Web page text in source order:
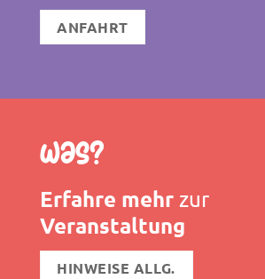
ANFAHRT
Was?
Erfahre mehrzur
Veranstaltung
HINWEISE ALLG.